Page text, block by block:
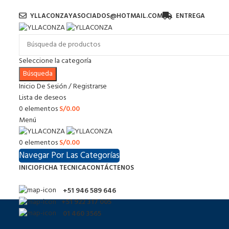
YLLACONZAYASOCIADOS@HOTMAIL.COM
ENTREGA
Seleccione la categoría
Búsqueda
Inicio De Sesión / Registrarse
Lista de deseos
0elementosS/0.00
Menú
0elementosS/0.00
Navegar Por Las Categorías
INICIOFICHA TECNICACONTÁCTENOS
+51 946 589 646
+51 922 317 005
01 460 3565